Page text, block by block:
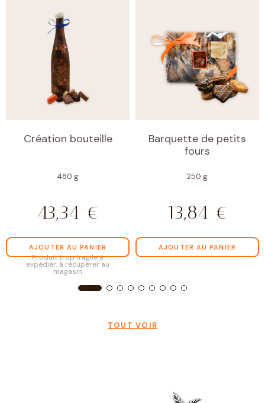
Création bouteille
480 g
43,34 €
AJOUTER AU PANIER
Produit trop fragile à
expédier, à récupérer au
magasin
Barquette de petits
fours
250 g
13,84 €
AJOUTER AU PANIER
TOUT VOIR